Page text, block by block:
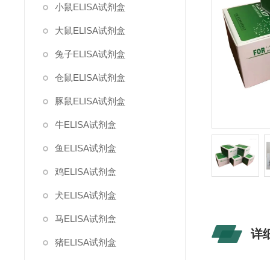
小鼠ELISA试剂盒
大鼠ELISA试剂盒
兔子ELISA试剂盒
仓鼠ELISA试剂盒
豚鼠ELISA试剂盒
牛ELISA试剂盒
鱼ELISA试剂盒
鸡ELISA试剂盒
犬ELISA试剂盒
马ELISA试剂盒
猪ELISA试剂盒
详